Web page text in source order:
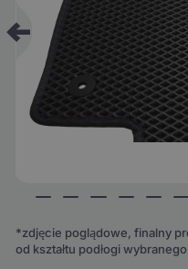
*zdjęcie poglądowe, finalny
od kształtu podłogi